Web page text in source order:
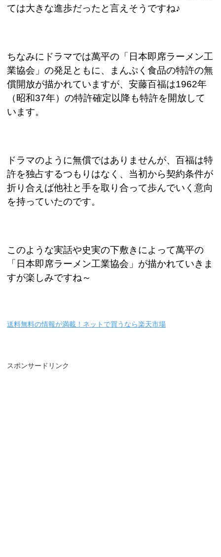
ては大きな進歩だったと言えそうですね♪
ちなみにドラマでは萬平の「日本即席ラーメン工
業協会」の発足ともに、まんぷく食品の特許の無
償開放が描かれていますが、安藤百福は1962年
（昭和37年）の特許確定以降も特許を開放して
います。
ドラマのように無償ではありませんが、百福は特
許を独占するつもりはなく、当初から契約条件が
折り合えば他社と手を取り合って歩んでいく意向
を持っていたのです。
このような実話や史実の下敷きによって萬平の
「日本即席ラーメン工業協会」が描かれていきま
すが楽しみですね～
送料無料の情報が満載！ネットで買うなら楽天市場
スポンサードリンク